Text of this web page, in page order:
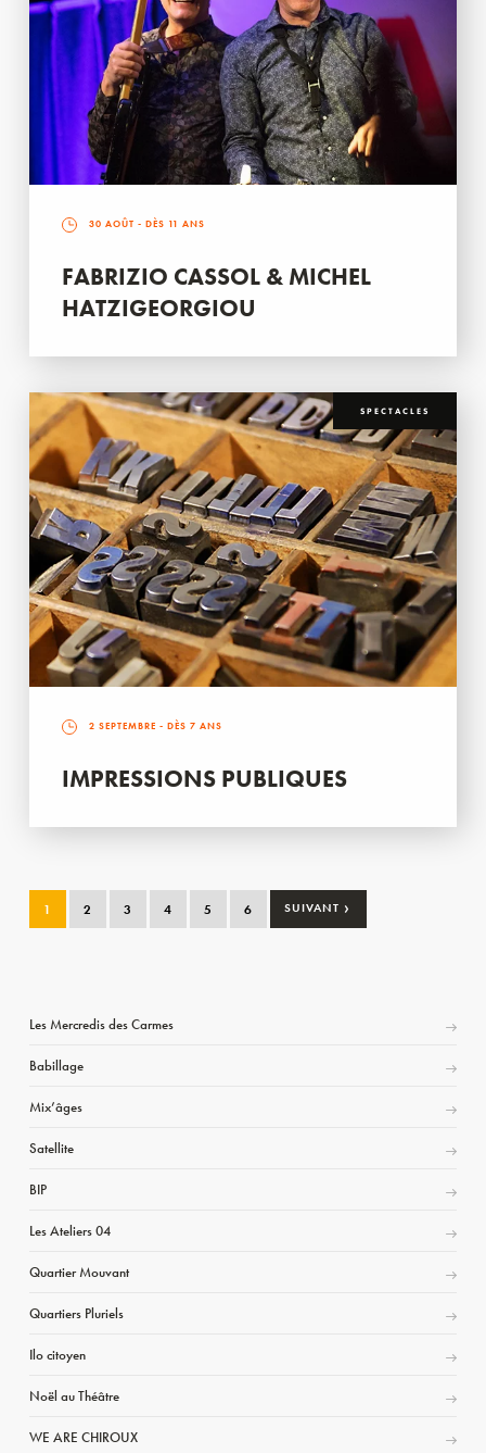
30 AOÛT - DÈS 11 ANS
FABRIZIO CASSOL & MICHEL
HATZIGEORGIOU
SPECTACLES
2 SEPTEMBRE - DÈS 7 ANS
IMPRESSIONS PUBLIQUES
1 2 3 4 5 6 SUIVANT ›
Les Mercredis des Carmes
Babillage
Mix’âges
Satellite
BIP
Les Ateliers 04
Quartier Mouvant
Quartiers Pluriels
Ilo citoyen
Noël au Théâtre
WE ARE CHIROUX